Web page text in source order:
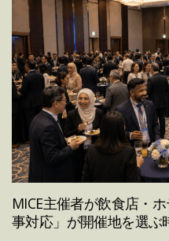
MICE主催者が飲食店・
事対応」が開催地を選ぶ